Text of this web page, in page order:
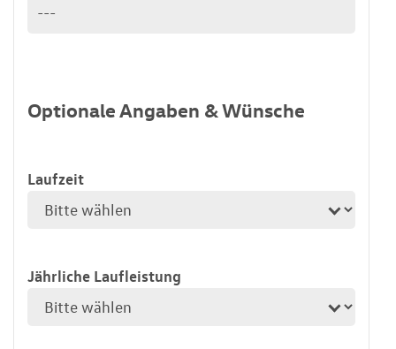
Optionale Angaben & Wünsche
Laufzeit
Jährliche Laufleistung